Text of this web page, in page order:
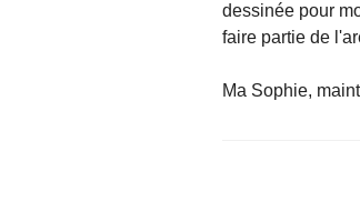
dessinée pour
faire partie de
Ma Sophie,